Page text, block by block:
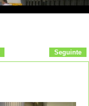
Seguinte